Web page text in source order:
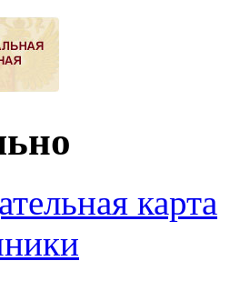
карта